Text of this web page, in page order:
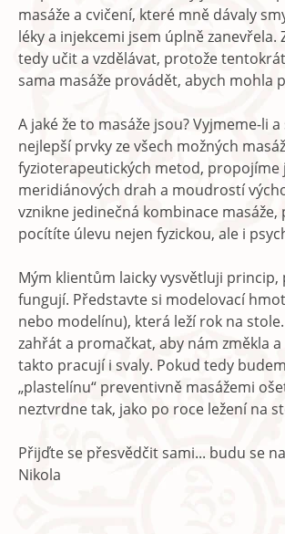
masáže a cvičení, které mně dávaly
léky a injekcemi jsem úplně zanevřela.
tedy učit a vzdělávat, protože
sama masáže provádět, abych mohla
A jaké že to masáže jsou? Vyjmeme-li
nejlepší prvky ze všech možných
fyzioterapeutických metod, propojíme
meridiánových drah a moudrostí
vznikne jedinečná kombinace masáže,
pocítíte úlevu nejen fyzickou, ale i
Mým klientům laicky vysvětluji princip,
fungují. Představte si modelovací
nebo modelínu), která leží rok na
zahřát a promačkat, aby nám změkla a
takto pracují i svaly. Pokud tedy
„plastelínu“ preventivně masážemi
neztvrdne tak, jako po roce ležení na
Přijďte se přesvědčit sami... budu se
Nikola